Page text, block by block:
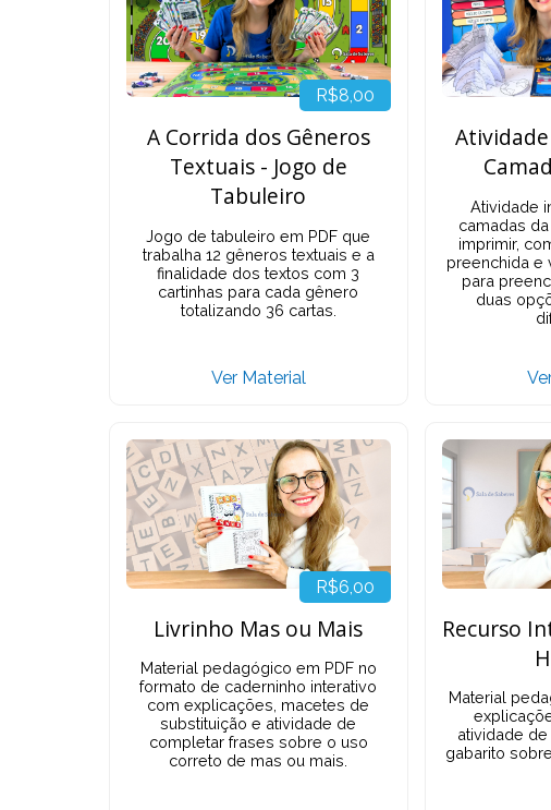
R$8,00
A Corrida dos Gêneros
Textuais - Jogo de
Tabuleiro
Jogo de tabuleiro em PDF que
trabalha 12 gêneros textuais e a
finalidade dos textos com 3
cartinhas para cada gênero
totalizando 36 cartas.
Ver Material
Atividade
camadas
imprimir,
preenchida e
para
duas
R$6,00
Livrinho Mas ou Mais
Material pedagógico em PDF no
formato de caderninho interativo
com explicações, macetes de
substituição e atividade de
completar frases sobre o uso
correto de mas ou mais.
Recurso
Material
atividade
gabarito